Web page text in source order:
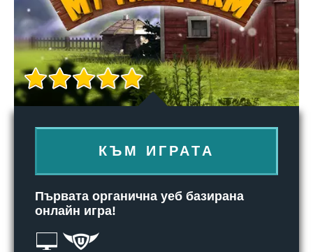
КЪМ ИГРАТА
Първата органична уеб базирана
онлайн игра!